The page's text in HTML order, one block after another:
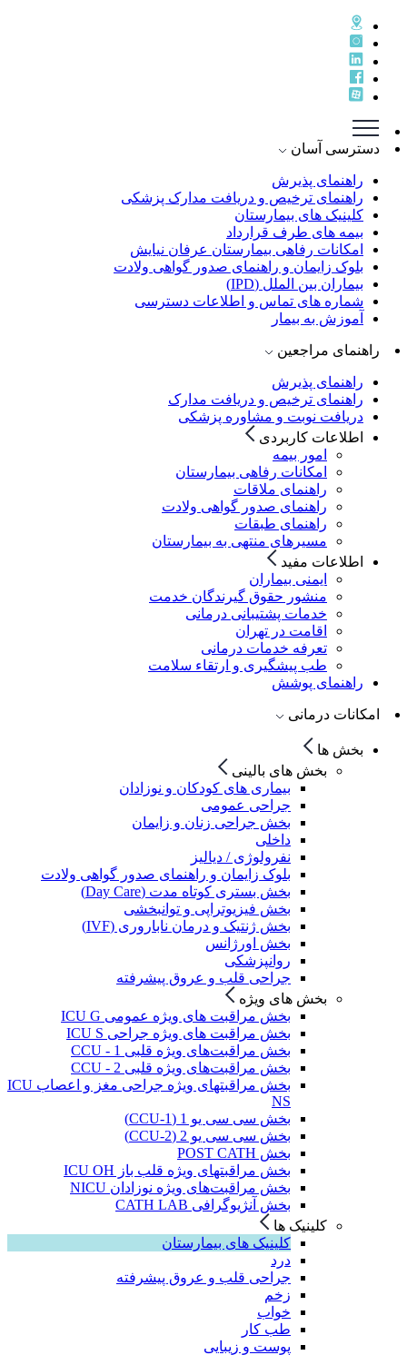
دسترسی آسان
راهنمای پذيرش
راهنمای ترخيص و دريافت مدارک پزشکی
کلینیک های بیمارستان
بیمه های طرف قرارداد
امکانات رفاهی بیمارستان عرفان نیایش
بلوک زایمان و راهنمای صدور گواهی ولادت
بیماران بین الملل (IPD)
شماره های تماس و اطلاعات دسترسی
آموزش به بیمار
راهنمای مراجعین
راهنمای پذیرش
راهنمای ترخیص و دریافت مدارک
دریافت نوبت و مشاوره پزشکی
اطلاعات کاربردی
امور بیمه
امکانات رفاهی بیمارستان
راهنمای ملاقات
راهنمای صدور گواهی ولادت
راهنمای طبقات
مسیرهای منتهی به بیمارستان
اطلاعات مفید
ایمنی بیماران
منشور حقوق گیرندگان خدمت
خدمات پشتیبانی درمانی
اقامت در تهران
تعرفه خدمات درمانی
طب پیشگیری و ارتقاء سلامت
راهنمای پوشش
امکانات درمانی
بخش ها
بخش های بالینی
بیماری های کودکان و نوزادان
جراحی عمومی
بخش جراحی زنان و زایمان
داخلی
نفرولوژی / دیالیز
بلوک زایمان و راهنمای صدور گواهی ولادت
بخش بستری کوتاه مدت (Day Care)
بخش فیزیوتراپی و توانبخشی
بخش ژنتیک و درمان ناباروری (IVF)
بخش اورژانس
روانپزشکی
جراحی قلب و عروق پیشرفته
بخش های ویژه
بخش مراقبت های ویژه عمومی ICU G
بخش مراقبت های ویژه جراحی ICU S
بخش مراقبت‌های ویژه قلبی CCU - 1
بخش مراقبت‌های ویژه قلبی CCU - 2
بخش مراقبتهای ویژه جراحی مغز و اعصاب ICU
NS
بخش سی سی یو 1 (CCU-1)
بخش سی سی یو 2 (CCU-2)
بخش POST CATH
بخش مراقبتهای ویژه قلب باز ICU OH
بخش مراقبت‌های ویژه نوزادان NICU
بخش آنژیوگرافی CATH LAB
کلینیک ها
کلینیک های بیمارستان
درد
جراحی قلب و عروق پیشرفته
زخم
خواب
طب کار
پوست و زیبایی